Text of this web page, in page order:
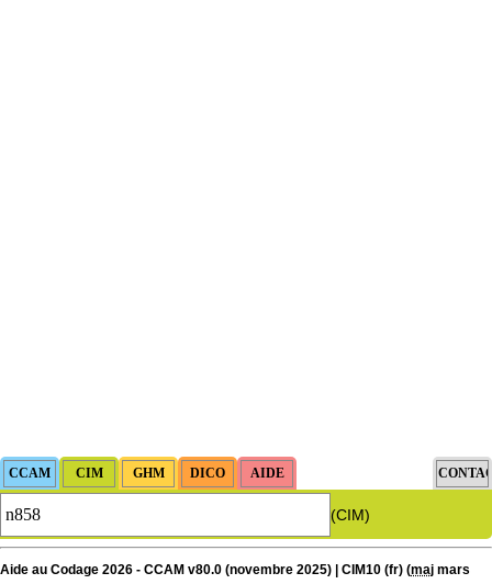
(CIM)
Aide au Codage 2026 - CCAM v80.0 (novembre 2025) | CIM10 (fr) (maj mars